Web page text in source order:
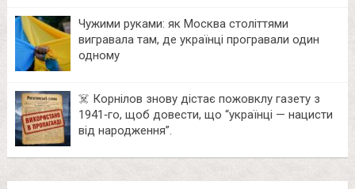
Чужими руками: як Москва століттями
вигравала там, де українці програвали один
одному
☠️ Корнілов знову дістає пожовклу газету з
1941‑го, щоб довести, що “українці — нацисти
від народження”.